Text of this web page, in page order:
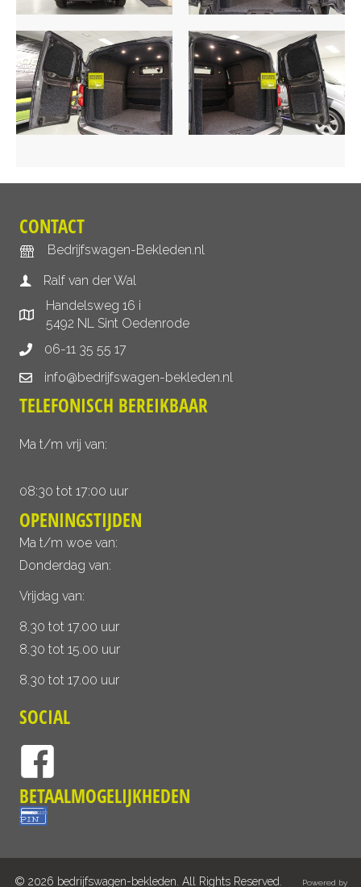
CONTACT
Bedrijfswagen-Bekleden.nl
Ralf van der Wal
Handelsweg 16 i
5492 NL Sint Oedenrode
06-11 35 55 17
info@bedrijfswagen-bekleden.nl
TELEFONISCH BEREIKBAAR
Ma t/m vrij van:
08:30 tot 17:00 uur
OPENINGSTIJDEN
Ma t/m woe van:
Donderdag van:
Vrijdag van:
8.30 tot 17.00 uur
8.30 tot 15.00 uur
8.30 tot 17.00 uur
SOCIAL
BETAALMOGELIJKHEDEN
© 2026 bedrijfswagen-bekleden. All Rights Reserved. Powered by